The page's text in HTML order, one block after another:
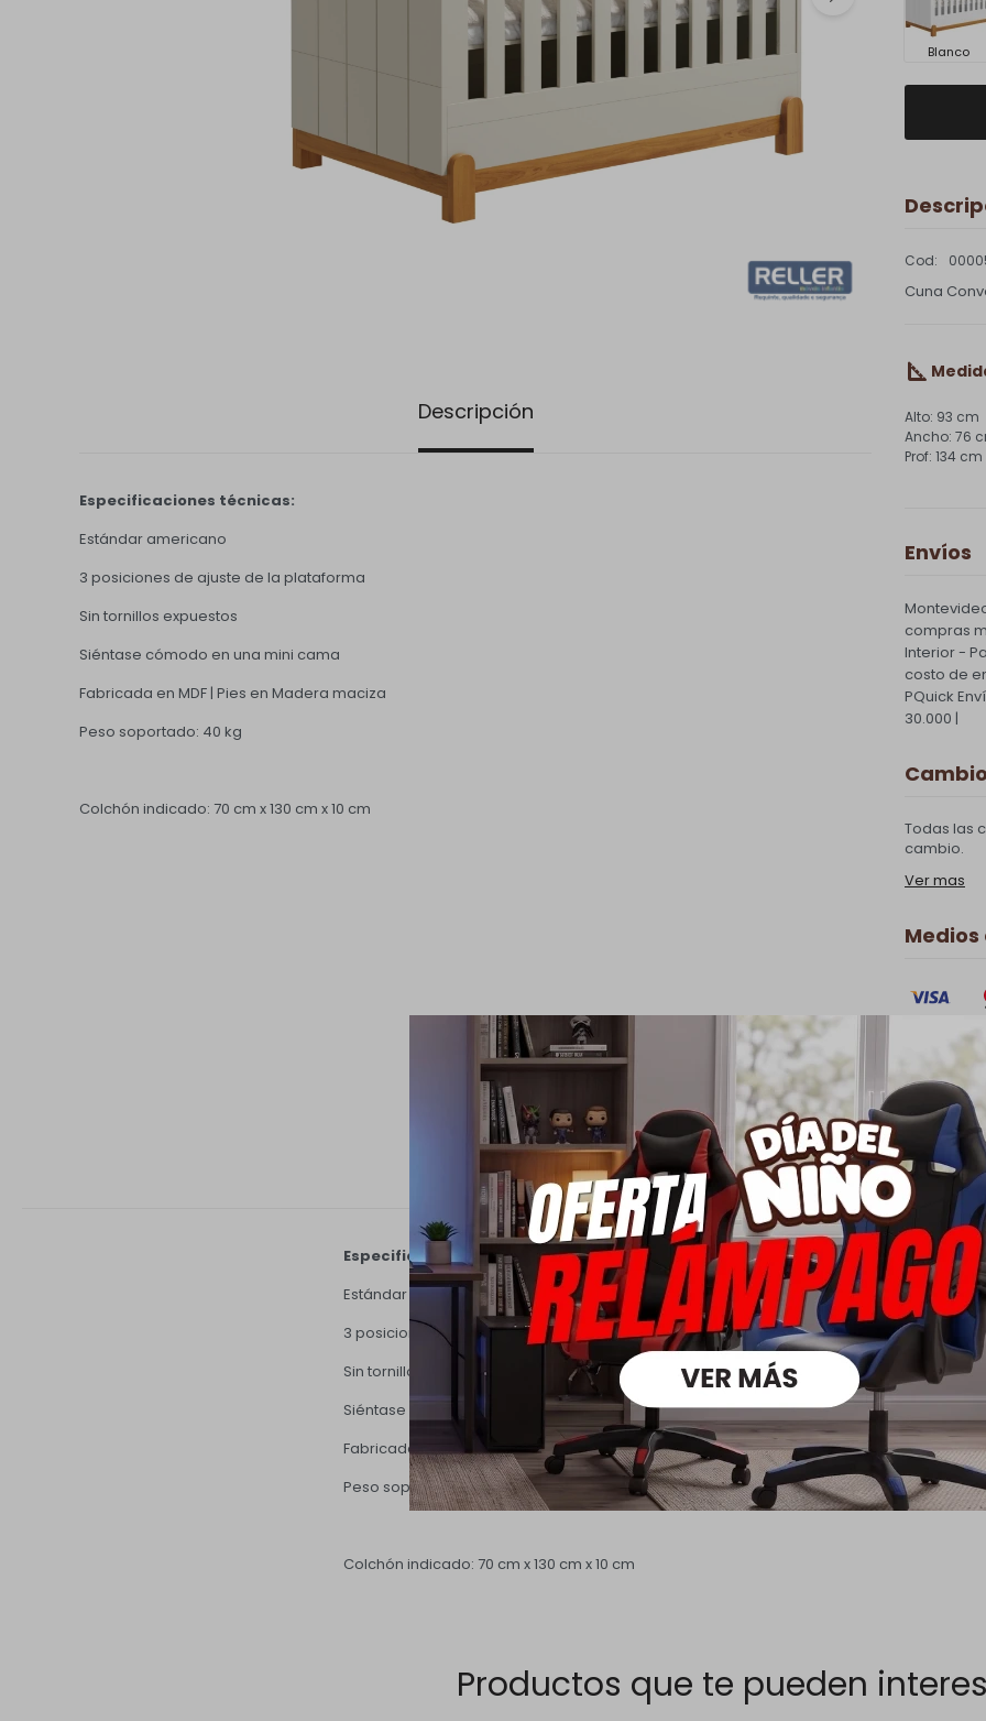
Descripción
Especificaciones técnicas:
Estándar americano
3 posiciones de ajuste de la plataforma
Sin tornillos expuestos
Siéntase cómodo en una mini cama
Fabricada en MDF | Pies en Madera maciza
Peso soportado: 40 kg
Colchón indicado: 70 cm x 130 cm x 10 cm
Blanco
Cuna
93 cm
76
134 cm
Envíos
compras
Interior -
costo de
PQuick
30.000 |
Todas las
cambio.
Ver mas
Descripción
Especificaciones técnicas:
Estándar americano
3 posiciones de ajuste de la plataforma
Sin tornillos expuestos
Siéntase cómodo en una mini cama
Fabricada en MDF | Pies en Madera maciza
Peso soportado: 40 kg
Colchón indicado: 70 cm x 130 cm x 10 cm
Productos que te pueden